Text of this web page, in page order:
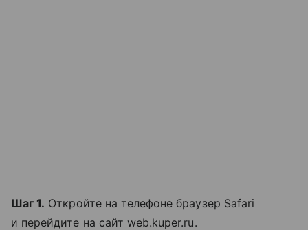
Шаг 1. Откройте на телефоне браузер Safari
и перейдите на сайт web.kuper.ru.